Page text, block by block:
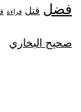
فضل قتل قراءة
صحيح البخاري